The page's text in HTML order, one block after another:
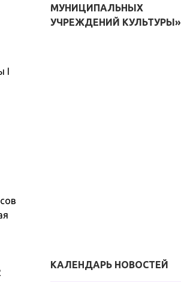
I
МУНИЦИПАЛЬНЫХ
УЧРЕЖДЕНИЙ КУЛЬТУРЫ»
КАЛЕНДАРЬ НОВОСТЕЙ